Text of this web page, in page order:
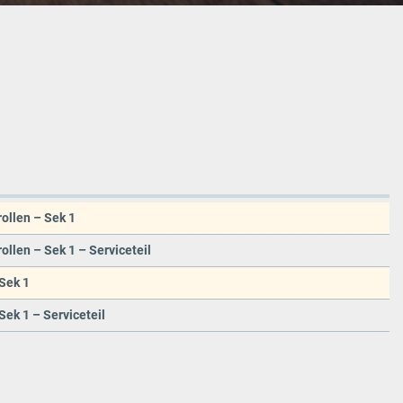
– Sek 1
– Sek 1 – Serviceteil
1
1 – Serviceteil